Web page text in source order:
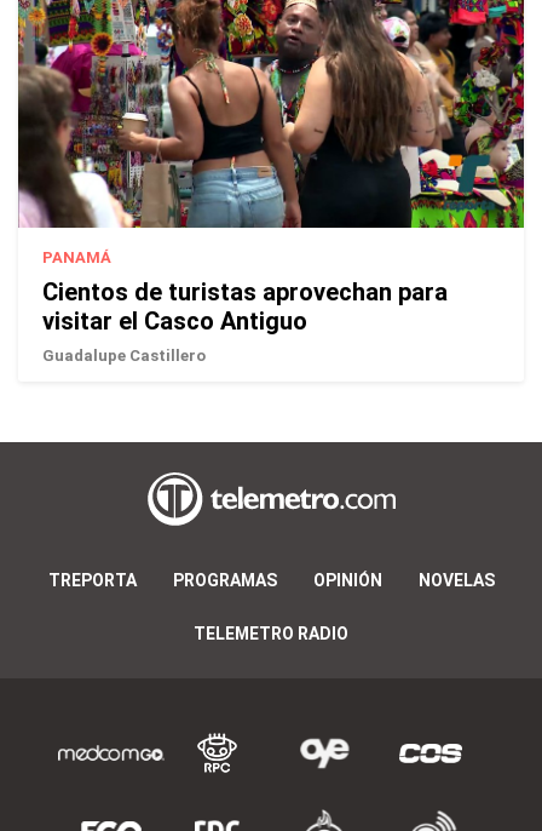
PANAMÁ
Cientos de turistas aprovechan para
visitar el Casco Antiguo
Guadalupe Castillero
TREPORTA PROGRAMAS OPINIÓN NOVELAS
TELEMETRO RADIO